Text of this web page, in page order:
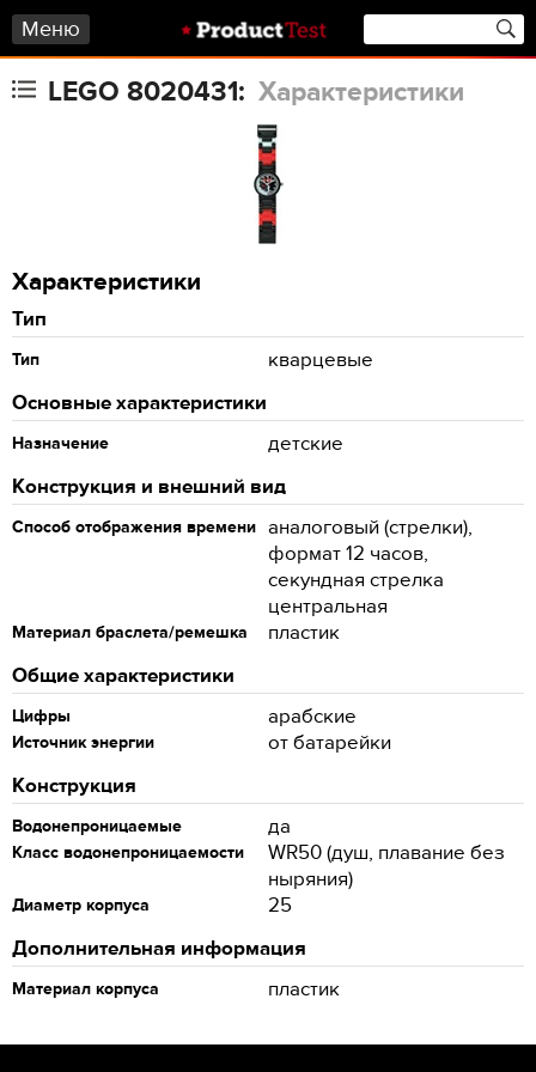
Меню
LEGO 8020431: Характеристики
Характеристики
Тип
Тип
кварцевые
Основные характеристики
Назначение
детские
Конструкция и внешний вид
Способ отображения времени аналоговый (стрелки),
формат 12 часов,
секундная стрелка
центральная
Материал браслета/ремешка
пластик
Общие характеристики
Цифры арабские
Источник энергии
от батарейки
Конструкция
Водонепроницаемые да
Класс водонепроницаемости
WR50 (душ, плавание без
ныряния)
Диаметр корпуса
25
Дополнительная информация
Материал корпуса пластик